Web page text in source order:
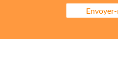
de poursuivre nos échanges